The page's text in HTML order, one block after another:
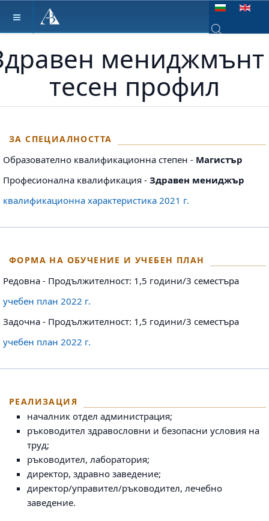
Изберете език
мениджмънт
тесен профил
ЗА СПЕЦИАЛНОСТТА
Образователно квалификационна степен - Магистър
Професионална квалификация - Здравен мениджър
квалификационна характеристика 2021 г.
ФОРМА НА ОБУЧЕНИЕ И УЧЕБЕН ПЛАН
Редовна - Продължителност: 1,5 години/3 семестъра
учебен план 2022 г.
Задочна - Продължителност: 1,5 години/3 семестъра
учебен план 2022 г.
РЕАЛИЗАЦИЯ
началник отдел администрация;
ръководител здравословни и безопасни условия на
труд;
ръководител, лаборатория;
директор, здравно заведение;
директор/управител/ръководител, лечебно
заведение.